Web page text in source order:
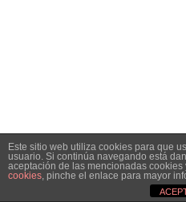
Este sitio web utiliza cookies para que
usuario. Si continúa navegando está
aceptación de las mencionadas
cookies, pinche el enlace para mayor